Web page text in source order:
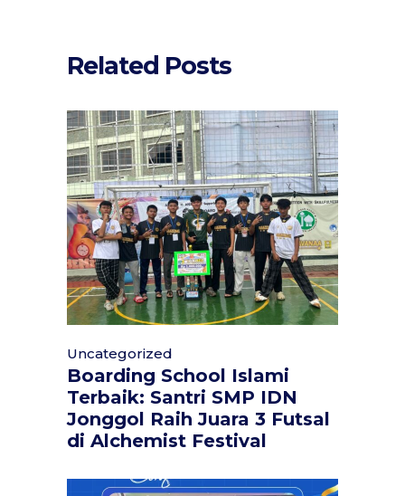
Related Posts
Uncategorized
Boarding School Islami
Terbaik: Santri SMP IDN
Jonggol Raih Juara 3 Futsal
di Alchemist Festival